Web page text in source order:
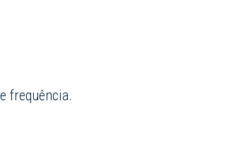
frequência.